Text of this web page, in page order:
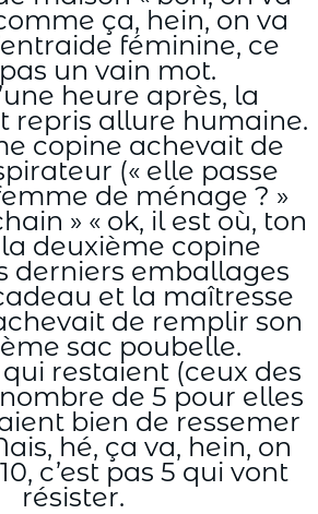
ça, hein, on va
féminine, ce
pas un vain mot.
heure après, la
repris allure humaine.
copine achevait de
(« elle passe
de ménage ? »
» « ok, il est où, ton
la deuxième copine
derniers emballages
et la maîtresse
de remplir son
sac poubelle.
restaient (ceux des
de 5 pour elles
bien de ressemer
hé, ça va, hein, on
c’est pas 5 qui vont
résister.